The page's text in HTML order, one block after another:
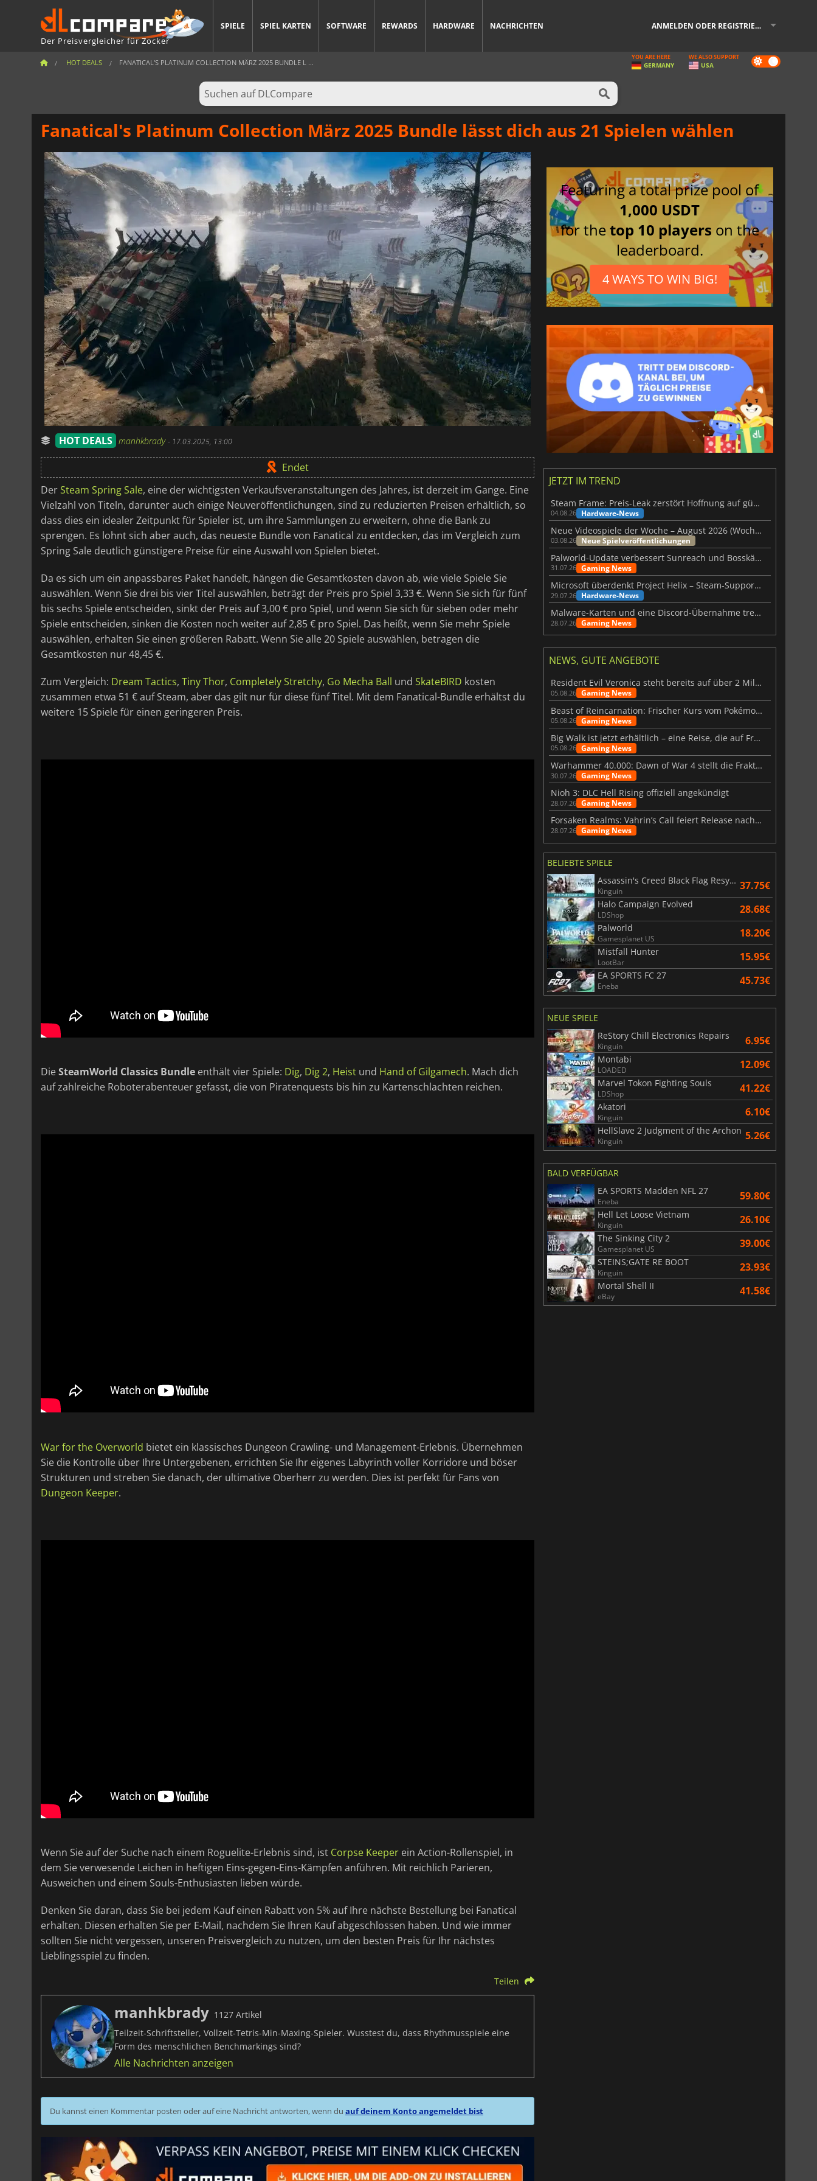
Der Preisvergleicher für Zocker
SPIELE SPIEL KARTEN SOFTWARE REWARDS HARDWARE NACHRICHTEN ANMELDEN ODER REGISTRIEREN
HOT DEALS FANATICAL'S PLATINUM COLLECTION MÄRZ 2025 BUNDLE L ... Dark
mode
YOU ARE HERE
GERMANY
WE ALSO SUPPORT
USA
Fanatical's Platinum Collection März 2025 Bundle lässt dich aus 21 Spielen wählen
HOT DEALS manhkbrady- 17.03.2025, 13:00
Endet
DerSteam Spring Sale, eine der wichtigsten Verkaufsveranstaltungen des Jahres, ist derzeit im Gange. Eine
Vielzahl von Titeln, darunter auch einige Neuveröffentlichungen, sind zu reduzierten Preisen erhältlich, so
dass dies ein idealer Zeitpunkt für Spieler ist, um ihre Sammlungen zu erweitern, ohne die Bank zu
sprengen. Es lohnt sich aber auch, das neueste Bundle von Fanatical zu entdecken, das im Vergleich zum
Spring Sale deutlich günstigere Preise für eine Auswahl von Spielen bietet.
Da es sich um ein anpassbares Paket handelt, hängen die Gesamtkosten davon ab, wie viele Spiele Sie
auswählen. Wenn Sie drei bis vier Titel auswählen, beträgt der Preis pro Spiel 3,33 €. Wenn Sie sich für fünf
bis sechs Spiele entscheiden, sinkt der Preis auf 3,00 € pro Spiel, und wenn Sie sich für sieben oder mehr
Spiele entscheiden, sinken die Kosten noch weiter auf 2,85 € pro Spiel. Das heißt, wenn Sie mehr Spiele
auswählen, erhalten Sie einen größeren Rabatt. Wenn Sie alle 20 Spiele auswählen, betragen die
Gesamtkosten nur 48,45 €.
Zum Vergleich: Dream Tactics, Tiny Thor, Completely Stretchy, Go Mecha Ball und SkateBIRD kosten
zusammen etwa 51 € auf Steam, aber das gilt nur für diese fünf Titel. Mit dem Fanatical-Bundle erhältst du
weitere 15 Spiele für einen geringeren Preis.
DieSteamWorld Classics Bundle enthält vier Spiele: Dig, Dig 2, Heist und Hand of Gilgamech. Mach dich
auf zahlreiche Roboterabenteuer gefasst, die von Piratenquests bis hin zu Kartenschlachten reichen.
War for the Overworld bietet ein klassisches Dungeon Crawling- und Management-Erlebnis. Übernehmen
Sie die Kontrolle über Ihre Untergebenen, errichten Sie Ihr eigenes Labyrinth voller Korridore und böser
Strukturen und streben Sie danach, der ultimative Oberherr zu werden. Dies ist perfekt für Fans von
Dungeon Keeper.
Wenn Sie auf der Suche nach einem Roguelite-Erlebnis sind, ist Corpse Keeper ein Action-Rollenspiel, in
dem Sie verwesende Leichen in heftigen Eins-gegen-Eins-Kämpfen anführen. Mit reichlich Parieren,
Ausweichen und einem Souls-Enthusiasten lieben würde.
Denken Sie daran, dass Sie bei jedem Kauf einen Rabatt von 5% auf Ihre nächste Bestellung bei Fanatical
erhalten. Diesen erhalten Sie per E-Mail, nachdem Sie Ihren Kauf abgeschlossen haben. Und wie immer
sollten Sie nicht vergessen, unseren Preisvergleich zu nutzen, um den besten Preis für Ihr nächstes
Lieblingsspiel zu finden.
Teilen
manhkbrady 1127 Artikel
Teilzeit-Schriftsteller, Vollzeit-Tetris-Min-Maxing-Spieler. Wusstest du, dass Rhythmusspiele eine
Form des menschlichen Benchmarkings sind?
Alle Nachrichten anzeigen
Du kannst einen Kommentar posten oder auf eine Nachricht antworten, wenn du auf deinem Konto angemeldet bist
Featuring a total prize pool of
1,000 USDT
for thetop 10 players on the
leaderboard.
4 WAYS TO WIN BIG!
JETZT IM TREND
Steam Frame: Preis-Leak zerstört Hoffnung auf günstiges VR-Headset
04.08.26 Hardware-News
Neue Videospiele der Woche – August 2026 (Woche 32)
03.08.26 Neue Spielveröffentlichungen
Palworld-Update verbessert Sunreach und Bosskämpfe deutlich
31.07.26 Gaming News
Microsoft überdenkt Project Helix – Steam-Support gefährdet
29.07.26 Hardware-News
Malware-Karten und eine Discord-Übernahme treffen Meccha Chameleon
28.07.26 Gaming News
NEWS, GUTE ANGEBOTE
Resident Evil Veronica steht bereits auf über 2 Millionen Wunschlisten
05.08.26 Gaming News
Beast of Reincarnation: Frischer Kurs vom Pokémon-Studio
05.08.26 Gaming News
Big Walk ist jetzt erhältlich – eine Reise, die auf Freundschaft basiert
05.08.26 Gaming News
Warhammer 40.000: Dawn of War 4 stellt die Fraktion der Necrons vor
30.07.26 Gaming News
Nioh 3: DLC Hell Rising offiziell angekündigt
28.07.26 Gaming News
Forsaken Realms: Vahrin’s Call feiert Release nach 10 Jahren
28.07.26 Gaming News
BELIEBTE SPIELE
Assassin's Creed Black Flag Resynced
Kinguin 37.75€
Halo Campaign Evolved
LDShop 28.68€
Palworld
Gamesplanet US 18.20€
Mistfall Hunter
LootBar 15.95€
EA SPORTS FC 27
Eneba 45.73€
NEUE SPIELE
ReStory Chill Electronics Repairs
Kinguin 6.95€
Montabi
LOADED 12.09€
Marvel Tokon Fighting Souls
LDShop 41.22€
Akatori
Kinguin 6.10€
HellSlave 2 Judgment of the Archon
Kinguin 5.26€
BALD VERFÜGBAR
EA SPORTS Madden NFL 27
Eneba 59.80€
Hell Let Loose Vietnam
Kinguin 26.10€
The Sinking City 2
Gamesplanet US 39.00€
STEINS;GATE RE BOOT
Kinguin 23.93€
Mortal Shell II
eBay 41.58€